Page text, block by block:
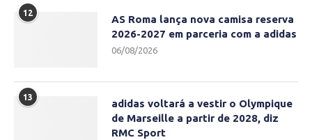
12
AS Roma lança nova camisa reserva
2026-2027 em parceria com a adidas
06/08/2026
13
adidas voltará a vestir o Olympique
de Marseille a partir de 2028, diz
RMC Sport